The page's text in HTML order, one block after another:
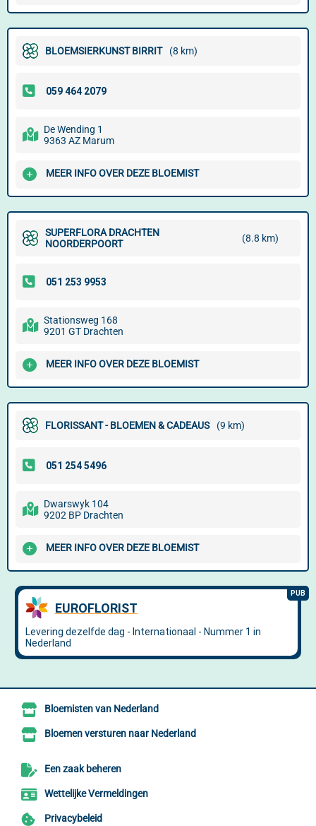
BLOEMSIERKUNST BIRRIT (8 km)
De Wending 1
9363 AZ Marum
MEER INFO OVER DEZE BLOEMIST
SUPERFLORA DRACHTEN
NOORDERPOORT
(8.8 km)
Stationsweg 168
9201 GT Drachten
MEER INFO OVER DEZE BLOEMIST
FLORISSANT - BLOEMEN & CADEAUS (9 km)
Dwarswyk 104
9202 BP Drachten
MEER INFO OVER DEZE BLOEMIST
Bloemisten van Nederland
Bloemen versturen naar Nederland
Een zaak beheren
Wettelijke Vermeldingen
Privacybeleid